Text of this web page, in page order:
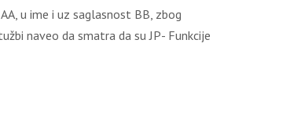
u ime i uz saglasnost BB, zbog
naveo da smatra da su JP- Funkcije